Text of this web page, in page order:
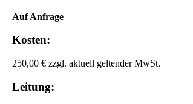
Auf Anfrage
Kosten:
250,00 € zzgl. aktuell geltender MwSt.
Leitung: